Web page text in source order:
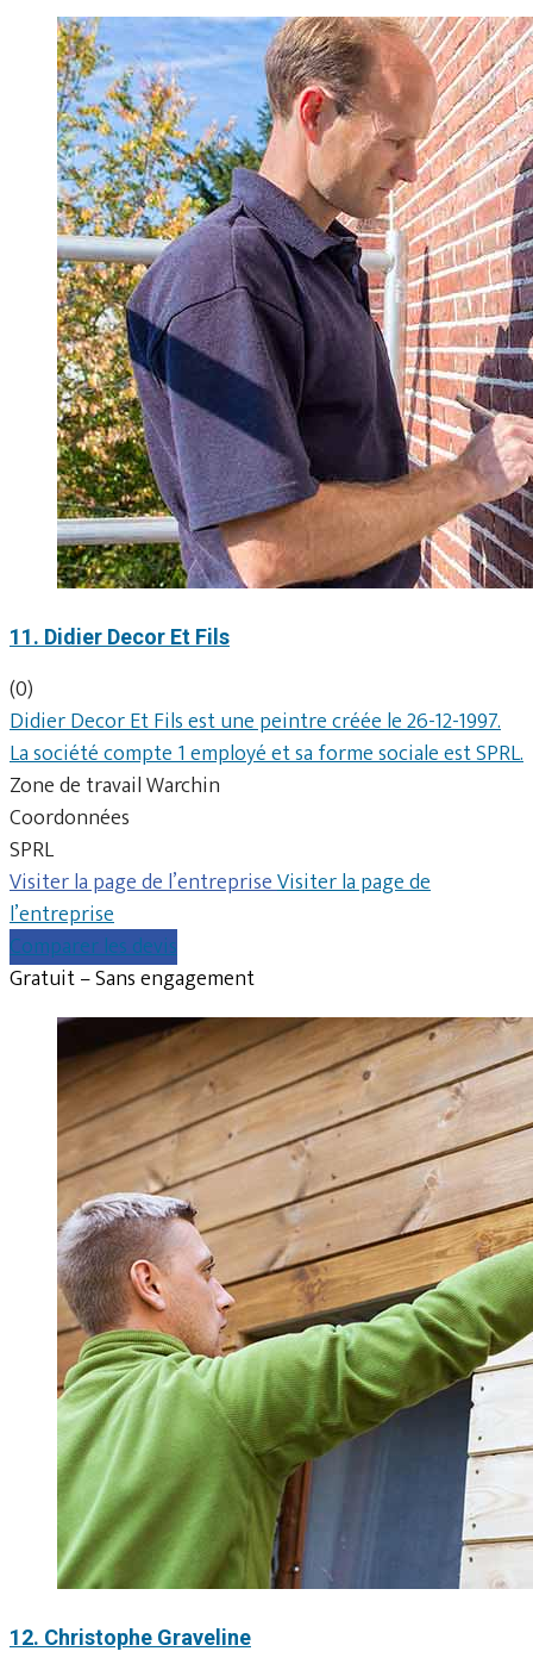
11. Didier Decor Et Fils
(0)
Didier Decor Et Fils est une peintre créée le 26-12-1997.
La société compte 1 employé et sa forme sociale est SPRL.
Zone de travail Warchin
Coordonnées
SPRL
Visiter la page de l’entrepriseVisiter la page de
l’entreprise
Comparer les devis
Gratuit – Sans engagement
12. Christophe Graveline